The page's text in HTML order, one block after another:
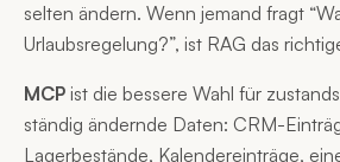
selten ändern. Wenn jemand fragt
Urlaubsregelung?”, ist RAG das
MCP ist die bessere Wahl für
ständig ändernde Daten: CRM-
Lagerbestände, Kalendereinträge,